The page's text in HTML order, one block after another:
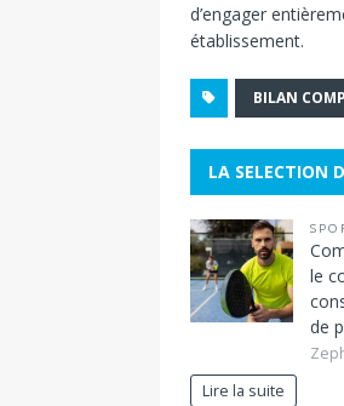
d’engager
établissement.
BILAN
LA SELECTION
le
de
Lire la suite